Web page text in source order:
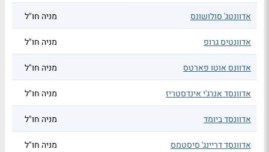
אדוונטג' סולושונס מניה חו"ל
אדוונטיס גרופ מניה חו"ל
אדוונס אוטו פארטס מניה חו"ל
אדוונסד אנרג'י אינדסטריז מניה חו"ל
אדוונסד ביומד מניה חו"ל
אדוונסד דריינג' סיסטמס מניה חו"ל